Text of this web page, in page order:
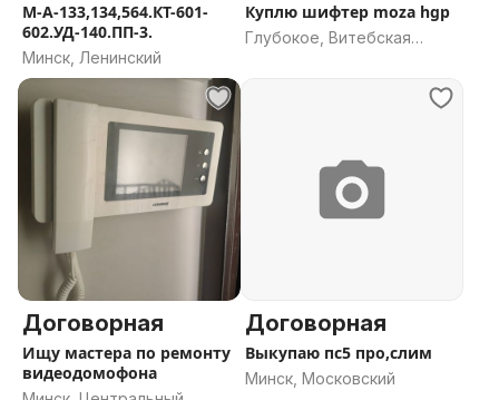
М-А-133,134,564.КТ-601-
602.УД-140.ПП-3.
Минск, Ленинский
Куплю шифтер moza hgp
Глубокое, Витебская
Договорная
Ищу мастера по ремонту
видеодомофона
Договорная
Выкупаю пс5 про,слим
Минск, Московский